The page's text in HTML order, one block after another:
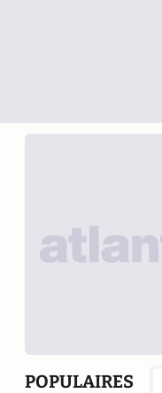
POPULAIRES